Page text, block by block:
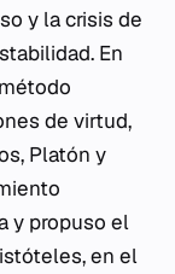
y la crisis de
En
de virtud,
Platón y
y propuso el
en el